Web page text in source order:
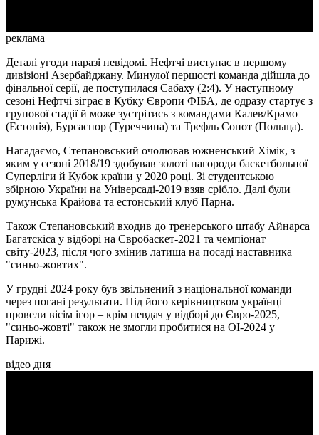
реклама
Деталі угоди наразі невідомі. Нефтчі виступає в першому
дивізіоні Азербайджану. Минулої першості команда дійшла до
фінальної серії, де поступилася Сабаху (2:4). У наступному
сезоні Нефтчі зіграє в Кубку Європи ФІБА, де одразу стартує з
групової стадії й може зустрітись з командами Калев/Крамо
(Естонія), Бурсаспор (Туреччина) та Трефль Сопот (Польща).
Нагадаємо, Степановський очолював южненський Хімік, з
яким у сезоні 2018/19 здобував золоті нагороди баскетбольної
Суперліги й Кубок країни у 2020 році. Зі студентською
збірною України на Універсаді-2019 взяв срібло. Далі були
румунська Крайова та естонський клуб Парна.
Також Степановський входив до тренерського штабу Айнарса
Багатскіса у відборі на Євробаскет-2021 та чемпіонат
світу-2023, після чого змінив латиша на посаді наставника
"синьо-жовтих".
У грудні 2024 року був звільнений з національної команди
через погані результати. Під його керівництвом українці
провели вісім ігор – крім невдач у відборі до Євро-2025,
"синьо-жовті" також не змогли пробитися на ОІ-2024 у
Парижі.
відео дня